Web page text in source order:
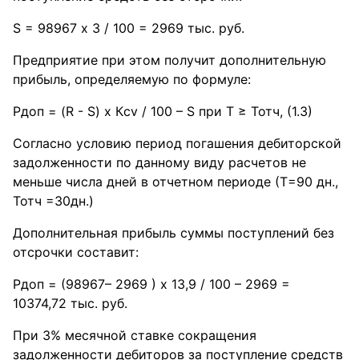
S = 98967 х 3 / 100 = 2969 тыс. руб.
Предприятие при этом получит дополнительную
прибыль, определяемую по формуле:
Рдоп = (R - S) х Кcv / 100 – S при Т ≥ Тотч, (1.3)
Согласно условию период погашения дебиторской
задолженности по данному виду расчетов не
меньше числа дней в отчетном периоде (Т=90 дн.,
Тотч =30дн.)
Дополнительная прибыль суммы поступлений без
отсрочки составит:
Рдоп = (98967– 2969 ) х 13,9 / 100 – 2969 =
10374,72 тыс. руб.
При 3% месячной ставке сокращения
задолженности дебиторов за поступление средств